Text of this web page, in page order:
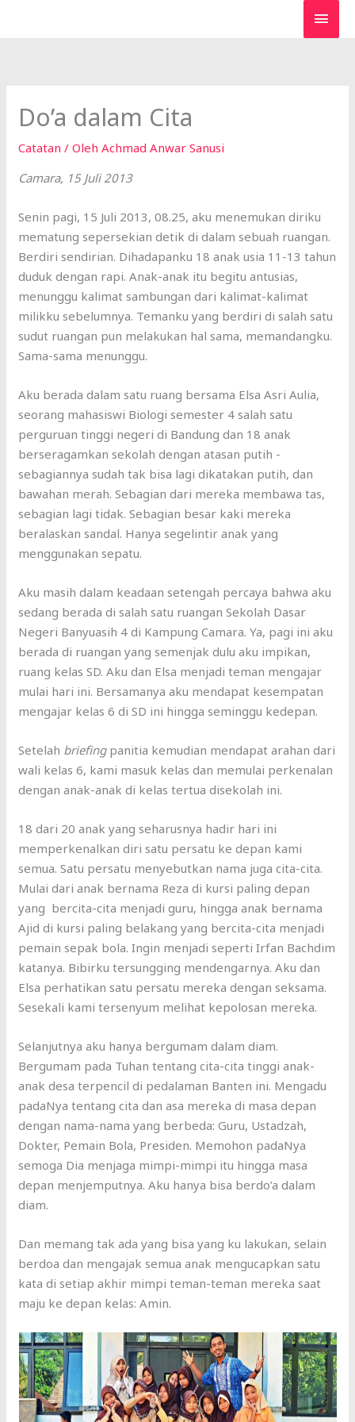
Do’a dalam Cita
Catatan / OlehAchmad Anwar Sanusi
Camara, 15 Juli 2013
Senin pagi, 15 Juli 2013, 08.25, aku menemukan diriku
mematung sepersekian detik di dalam sebuah ruangan.
Berdiri sendirian. Dihadapanku 18 anak usia 11-13 tahun
duduk dengan rapi. Anak-anak itu begitu antusias,
menunggu kalimat sambungan dari kalimat-kalimat
milikku sebelumnya. Temanku yang berdiri di salah satu
sudut ruangan pun melakukan hal sama, memandangku.
Sama-sama menunggu.
Aku berada dalam satu ruang bersama Elsa Asri Aulia,
seorang mahasiswi Biologi semester 4 salah satu
perguruan tinggi negeri di Bandung dan 18 anak
berseragamkan sekolah dengan atasan putih -
sebagiannya sudah tak bisa lagi dikatakan putih, dan
bawahan merah. Sebagian dari mereka membawa tas,
sebagian lagi tidak. Sebagian besar kaki mereka
beralaskan sandal. Hanya segelintir anak yang
menggunakan sepatu.
Aku masih dalam keadaan setengah percaya bahwa aku
sedang berada di salah satu ruangan Sekolah Dasar
Negeri Banyuasih 4 di Kampung Camara. Ya, pagi ini aku
berada di ruangan yang semenjak dulu aku impikan,
ruang kelas SD. Aku dan Elsa menjadi teman mengajar
mulai hari ini. Bersamanya aku mendapat kesempatan
mengajar kelas 6 di SD ini hingga seminggu kedepan.
Setelah briefingpanitia kemudian mendapat arahan dari
wali kelas 6, kami masuk kelas dan memulai perkenalan
dengan anak-anak di kelas tertua disekolah ini.
18 dari 20 anak yang seharusnya hadir hari ini
memperkenalkan diri satu persatu ke depan kami
semua. Satu persatu menyebutkan nama juga cita-cita.
Mulai dari anak bernama Reza di kursi paling depan
yang bercita-cita menjadi guru, hingga anak bernama
Ajid di kursi paling belakang yang bercita-cita menjadi
pemain sepak bola. Ingin menjadi seperti Irfan Bachdim
katanya. Bibirku tersungging mendengarnya. Aku dan
Elsa perhatikan satu persatu mereka dengan seksama.
Sesekali kami tersenyum melihat kepolosan mereka.
Selanjutnya aku hanya bergumam dalam diam.
Bergumam pada Tuhan tentang cita-cita tinggi anak-
anak desa terpencil di pedalaman Banten ini. Mengadu
padaNya tentang cita dan asa mereka di masa depan
dengan nama-nama yang berbeda: Guru, Ustadzah,
Dokter, Pemain Bola, Presiden. Memohon padaNya
semoga Dia menjaga mimpi-mimpi itu hingga masa
depan menjemputnya. Aku hanya bisa berdo’a dalam
diam.
Dan memang tak ada yang bisa yang ku lakukan, selain
berdoa dan mengajak semua anak mengucapkan satu
kata di setiap akhir mimpi teman-teman mereka saat
maju ke depan kelas: Amin.